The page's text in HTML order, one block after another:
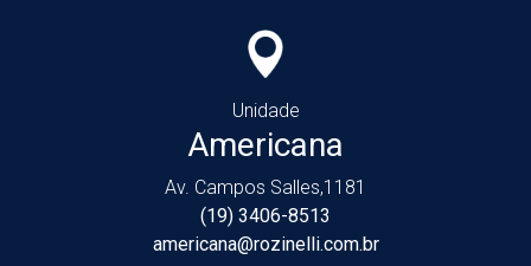
Unidade
Americana
Av. Campos Salles,1181
(19) 3406-8513
americana@rozinelli.com.br